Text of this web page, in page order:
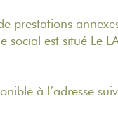
prestations
est situé Le
à l’adresse